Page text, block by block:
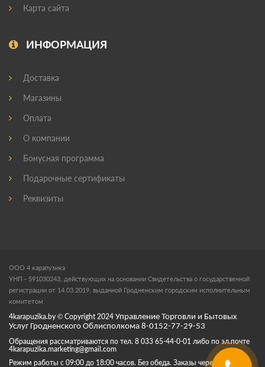
Карта сайта
ИНФОРМАЦИЯ
Доставка
Магазины
Оплата
О компании
Бонусная программа
Подарочные сертификаты
Реквизиты
ООО 4 карапузика
УНП - 591030243, действующих на основании Свидетельства о государственной
регистрации от 14.03.2019, выданной Гродненским городским исполнительным
комитетом
4karapuzika.by © Copyright 2024 Управление Торговли и Бытовых
Услуг Гродненского Облисполкома 8-0152-77-29-53
Обращения рассматриваются по тел. 8 033 65-44-0-01 либо по эл.почте
4karapuzika.marketing@gmail.com
Режим работы с 09:00 до 18:00 часов. Без обеда. Заказы через корзину